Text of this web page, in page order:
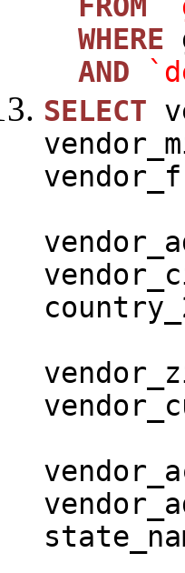
FROM
WHERE
AND
SELECT